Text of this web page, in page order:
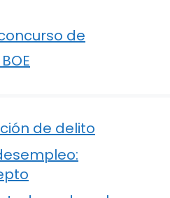
de
de delito